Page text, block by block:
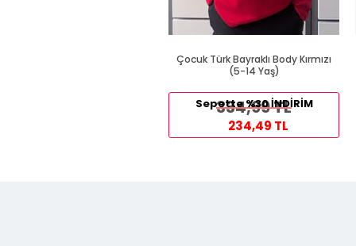
Çocuk Türk Bayraklı Body Kırmızı
(5-14 Yaş)
334,99 TL
Sepette %30 İNDİRİM
234,49 TL